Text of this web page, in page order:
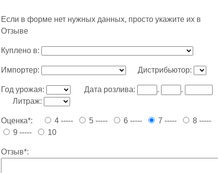
Если в форме нет нужных данных, просто укажите их в
Отзыве
Куплено в:
Импортер: Дистрибьютор:
Год урожая: Дата розлива: .
.
Литраж:
Оценка*: 4 ----- 5 ----- 6 ----- 7 -----
8 -----
9 -----
10
Отзыв*: